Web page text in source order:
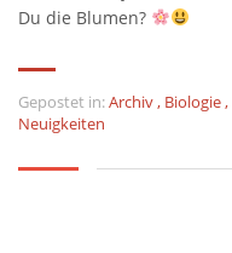
Du die Blumen?
Gepostet in:Archiv, Biologie,
Neuigkeiten